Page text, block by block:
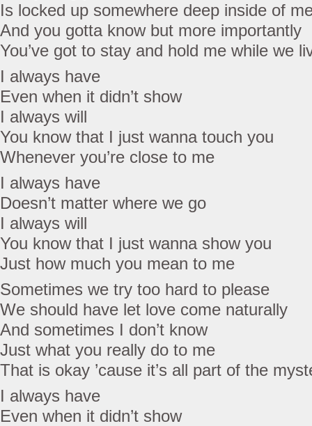
Is locked up somewhere deep inside of
And you gotta know but more importantly
You’ve got to stay and hold me while we
I always have
Even when it didn’t show
I always will
You know that I just wanna touch you
Whenever you’re close to me
I always have
Doesn’t matter where we go
I always will
You know that I just wanna show you
Just how much you mean to me
Sometimes we try too hard to please
We should have let love come naturally
And sometimes I don’t know
Just what you really do to me
That is okay ’cause it’s all part of the
I always have
Even when it didn’t show